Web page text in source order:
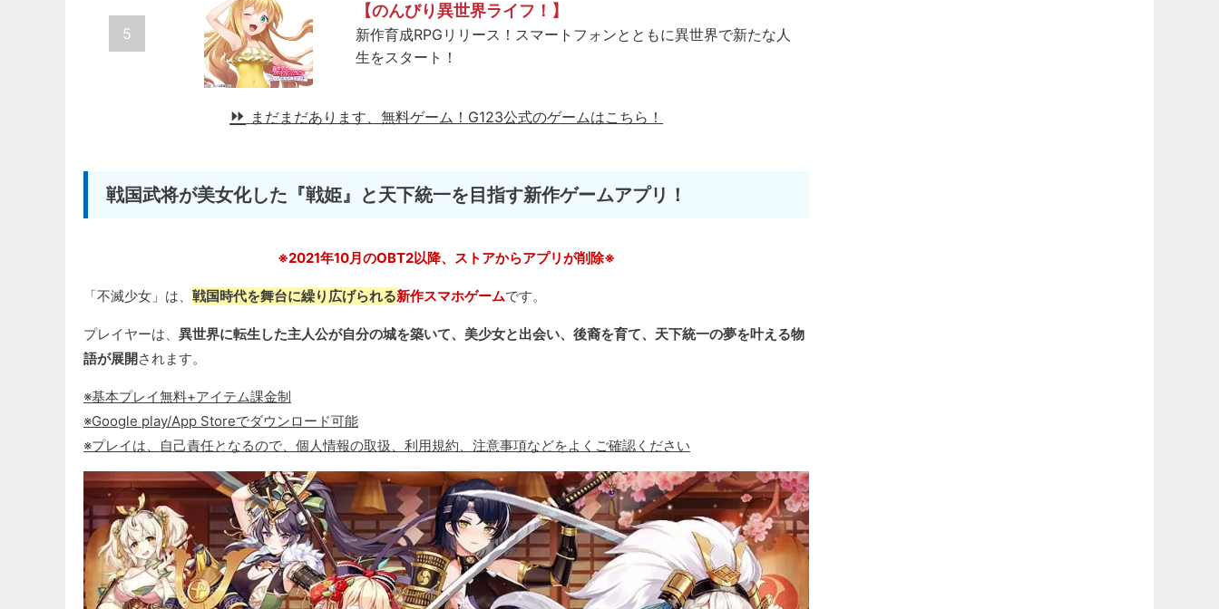
5
【のんびり異世界ライフ！】
新作育成RPGリリース！スマートフォンとともに異世界で新たな人
生をスタート！
まだまだあります、無料ゲーム！ G123公式のゲームはこちら！
戦国武将が美女化した『戦姫』と天下統一を目指す新作ゲームアプリ！
※2021年10月のOBT2以降、ストアからアプリが削除※
「不滅少女」は、 戦国時代を舞台に繰り広げられる新作スマホゲームです。
プレイヤーは、 異世界に転生した主人公が自分の城を築いて、美少女と出会い、後裔を育て、天下統一の夢を叶える物
語が展開されます。
※基本プレイ無料+アイテム課金制
※Google play/App Storeでダウンロード可能
※プレイは、自己責任となるので、個人情報の取扱、利用規約、注意事項などをよくご確認ください